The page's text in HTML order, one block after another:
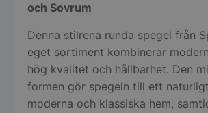
och Sovrum
Denna stilrena runda spegel från
eget sortiment kombinerar
hög kvalitet och hållbarhet. Den
formen gör spegeln till ett
moderna och klassiska hem,